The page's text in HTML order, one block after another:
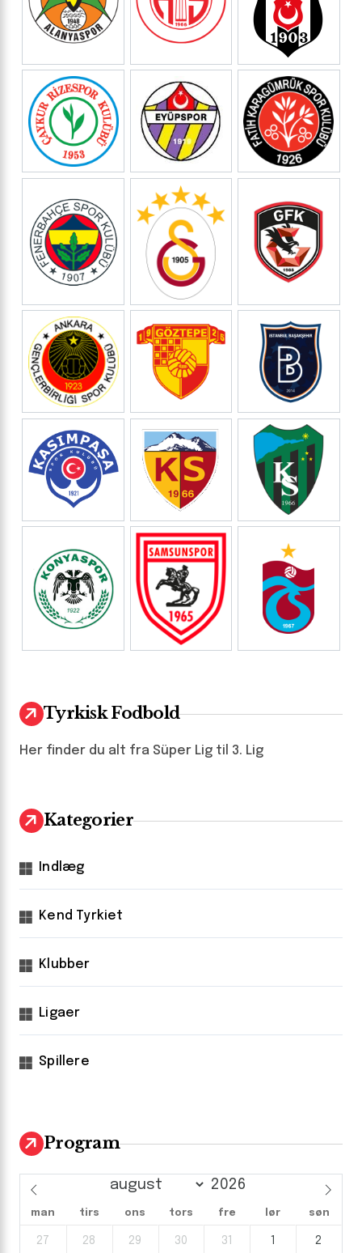
Tyrkisk Fodbold
Her finder du alt fra Süper Lig til 3. Lig
Kategorier
Indlæg
Kend Tyrkiet
Klubber
Ligaer
Spillere
Program
man tirs ons tors fre lør søn
27 28 29 30 31 2